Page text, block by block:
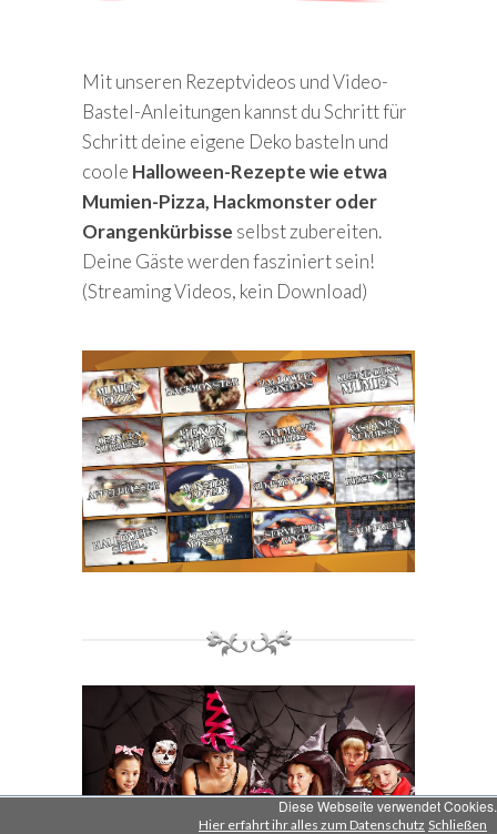
Diese Webseite verwendet Cookies.
Hier erfahrt ihr alles zum Datenschutz Schließen
Mit unseren Rezeptvideos und Video-
Bastel-Anleitungen kannst du Schritt für
Schritt deine eigene Deko basteln und
coole Halloween-Rezepte wie etwa
Mumien-Pizza, Hackmonster oder
Orangenkürbisse selbst zubereiten.
Deine Gäste werden fasziniert sein!
(Streaming Videos, kein Download)